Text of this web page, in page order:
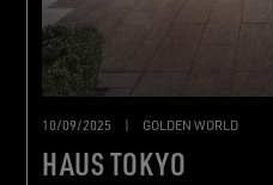
10/09/2025 GOLDEN WORLD
HAUS TOKYO